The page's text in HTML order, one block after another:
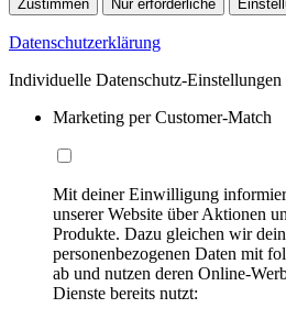
Zustimmen Nur erforderliche
Datenschutzerklärung
Individuelle Datenschutz-Einstellungen
Marketing per Customer-Match
Mit deiner Einwilligung
unserer Website über Aktionen
Produkte. Dazu gleichen wir
personenbezogenen Daten mit
ab und nutzen deren Online-
Dienste bereits nutzt: